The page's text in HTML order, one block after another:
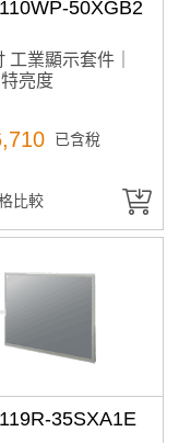
50XGB2
工業顯示套件｜
亮度
已含稅
比較
35SXA1E